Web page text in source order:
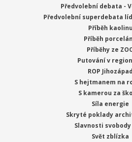
Předvolební debata -
Předvolební superdebata
Příběh kaolinu
Příběh
Příběhy ze
Putování v
ROP Jihozápad
S hejtmanem na
S kamerou za
Síla energie
Skryté poklady
Slavnosti svobody
Svět zblízka